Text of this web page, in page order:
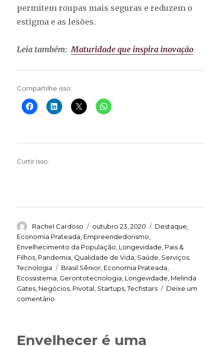
permitem roupas mais seguras e reduzem o
estigma e as lesões.
Leia também:Maturidade que inspira inovação
Compartilhe isso:
Curtir isso:
Autor
Rachel Cardoso
Publicado
em
outubro 23, 2020 Categorias
Destaque,
Economia Prateada, Empreendedorismo,
Envelhecimento da População, Longevidade, Pais &
Filhos, Pandemia, Qualidade de Vida, Saúde, Serviços,
Tecnologia
Tags
Brasil Sênior, Economia Prateada,
Ecossistema, Gerontotecnologia, Longevidade, Melinda
Gates, Negócios, Pivotal, Startups,Techstars
Deixe um
comentário
do
Envelhecer é uma